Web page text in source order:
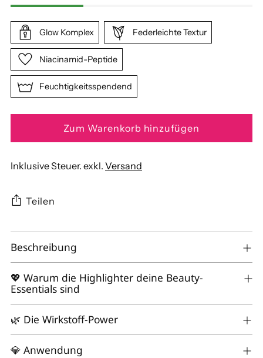
Glow Komplex Federleichte Textur
Niacinamid-Peptide
Feuchtigkeitsspendend
Zum Warenkorb hinzufügen
Inklusive Steuer. exkl. Versand
Teilen
Produkt
in
den
Warenkorb
legen
Beschreibung
💖 Warum die Highlighter deine Beauty-
Essentials sind
🌿 Die Wirkstoff-Power
💎 Anwendung